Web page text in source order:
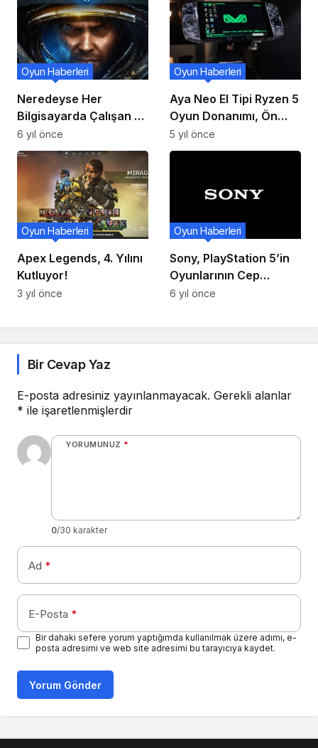
Neredeyse Her
Bilgisayarda Çalışan 10
Harika Ücretsiz Oyun
Önerisi!
Oyun Haberleri
6 yıl önce
Aya Neo El Tipi Ryzen 5
Oyun Donanımı, Ön
Siparişleri Artık Dünya
Çapında Başladı!
Oyun Haberleri
5 yıl önce
Apex Legends, 4. Yılını
Kutluyor!
Oyun Haberleri
3 yıl önce
Sony, PlayStation 5’in
Oyunlarının Cep
Yakacağını Resmen
Oyun Haberleri
6 yıl önce
Bir Cevap Yaz
E-posta adresiniz yayınlanmayacak. Gerekli alanlar
* ile işaretlenmişlerdir
YORUMUNUZ *
0/30 karakter
Ad *
E-Posta *
Bir dahaki sefere yorum yaptığımda kullanılmak üzere adımı, e-
posta adresimi ve web site adresimi bu tarayıcıya kaydet.
Yorum Gönder